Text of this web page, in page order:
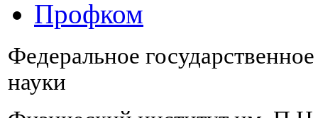
Профком
Федеральное
науки